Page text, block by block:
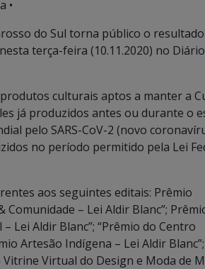
•
do Sul torna público o
terça-feira (10.11.2020) no Diário
culturais aptos a manter a
já produzidos antes ou durante o
pelo SARS-CoV-2 (novo
no período permitido pela Lei
aos seguintes editais: Prêmio
– Lei Aldir Blanc”;
Lei Aldir Blanc”; “Prêmio do Centro
Artesão Indígena – Lei Aldir Blanc”;
Vitrine Virtual do Design e Moda de